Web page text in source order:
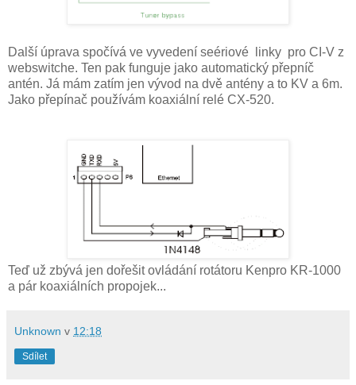
Další úprava spočívá ve vyvedení seériové linky pro CI-V z
webswitche. Ten pak funguje jako automatický přepníč
antén. Já mám zatím jen vývod na dvě antény a to KV a 6m.
Jako přepínač používám koaxiální relé CX-520.
Teď už zbývá jen dořešit ovládání rotátoru Kenpro KR-1000
a pár koaxiálních propojek...
Unknown v 12:18
Sdílet